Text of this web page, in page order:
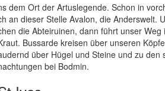
dem Ort der Artuslegende. Schon in
an dieser Stelle Avalon, die Anderswelt.
die Abteiruinen, dann führt unser
Bussarde kreisen über unseren
über Hügel und Steine und zu
bei Bodmin.